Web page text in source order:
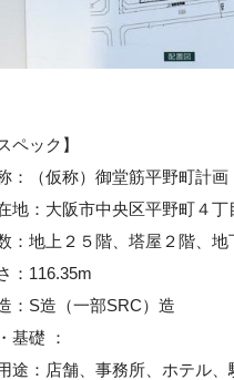
ペック】
：
（仮称）御堂筋平野町計画
地 ： 大阪市中央区平野町４
： 地上２５階、塔屋２階、地
： 116.35m
：S造（一部SRC）造
基礎
：
途： 店舗、事務所、ホテル、